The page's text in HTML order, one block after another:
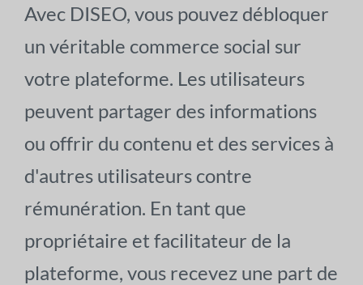
Avec DISEO, vous pouvez débloquer
un véritable commerce social sur
votre plateforme. Les utilisateurs
peuvent partager des informations
ou offrir du contenu et des services à
d'autres utilisateurs contre
rémunération. En tant que
propriétaire et facilitateur de la
plateforme, vous recevez une part de